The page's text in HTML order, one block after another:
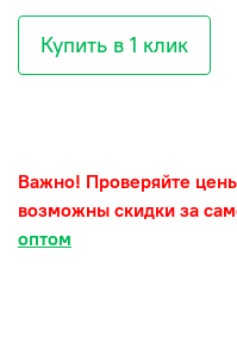
Купить в 1 клик
Важно! Проверяйте
возможны скидки за
оптом